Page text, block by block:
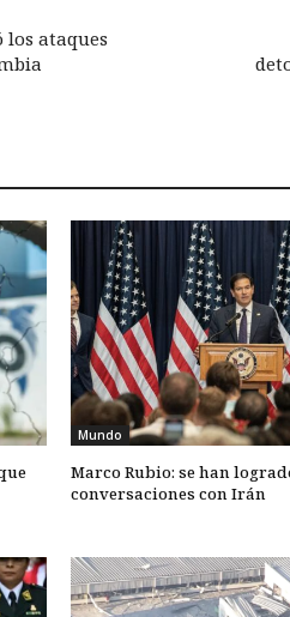
los ataques
Mundo
Marco Rubio: se han
conversaciones con Irán